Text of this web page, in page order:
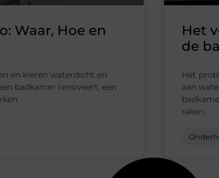
Waar, Hoe en
en kieren waterdicht en
badkamer renoveert, een
Het
de
Het
aan
raken.